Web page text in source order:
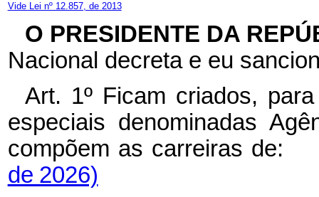
Vide Lei nº 12.857, de 2013
O PRESIDENTE DA
Nacional decreta e eu
Art. 1º Ficam criados,
especiais denominadas
compõem as carreiras
de 2026)